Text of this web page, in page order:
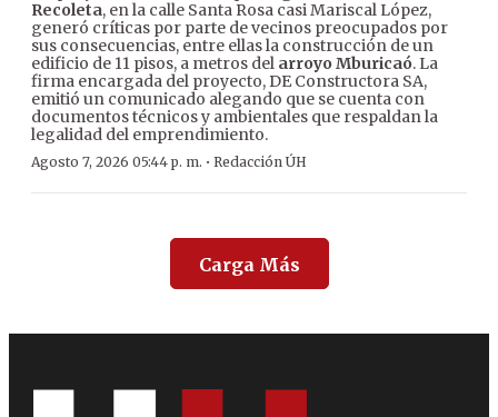
Recoleta, en la calle Santa Rosa casi Mariscal López,
generó críticas por parte de vecinos preocupados por
sus consecuencias, entre ellas la construcción de un
edificio de 11 pisos, a metros del arroyo Mburicaó. La
firma encargada del proyecto, DE Constructora SA,
emitió un comunicado alegando que se cuenta con
documentos técnicos y ambientales que respaldan la
legalidad del emprendimiento.
Agosto 7, 2026 05:44 p. m. · Redacción ÚH
Carga Más